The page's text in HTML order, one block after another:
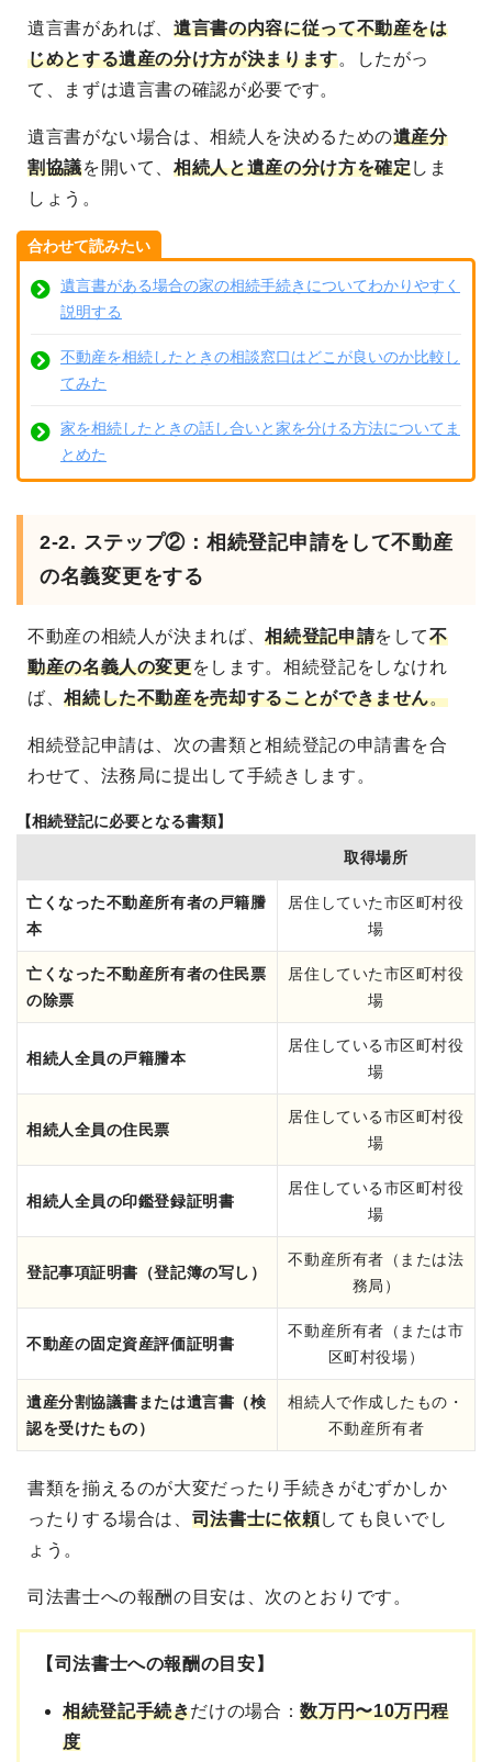
遺言書があれば、遺言書の内容に従って不動産をは
じめとする遺産の分け方が決まります。したがっ
て、まずは遺言書の確認が必要です。
遺言書がない場合は、相続人を決めるための遺産分
割協議を開いて、相続人と遺産の分け方を確定しま
しょう。
合わせて読みたい
遺言書がある場合の家の相続手続きについてわかりやすく
説明する
不動産を相続したときの相談窓口はどこが良いのか比較し
てみた
家を相続したときの話し合いと家を分ける方法についてま
とめた
2-2. ステップ②：相続登記申請をして不動産
の名義変更をする
不動産の相続人が決まれば、相続登記申請をして不
動産の名義人の変更をします。相続登記をしなけれ
ば、相続した不動産を売却することができません。
相続登記申請は、次の書類と相続登記の申請書を合
わせて、法務局に提出して手続きします。
【相続登記に必要となる書類】
取得場所
亡くなった不動産所有者の戸籍謄
本
居住していた市区町村役
場
亡くなった不動産所有者の住民票
の除票
居住していた市区町村役
場
相続人全員の戸籍謄本
居住している市区町村役
場
相続人全員の住民票
居住している市区町村役
場
相続人全員の印鑑登録証明書
居住している市区町村役
場
登記事項証明書（登記簿の写し）
不動産所有者（または法
務局）
不動産の固定資産評価証明書
不動産所有者（または市
区町村役場）
遺産分割協議書または遺言書（検
認を受けたもの）
相続人で作成したもの・
不動産所有者
書類を揃えるのが大変だったり手続きがむずかしか
ったりする場合は、 司法書士に依頼しても良いでし
ょう 。
司法書士への報酬の目安は、次のとおりです。
【司法書士への報酬の目安】
相続登記手続きだけの場合：数万円〜10万円程
度